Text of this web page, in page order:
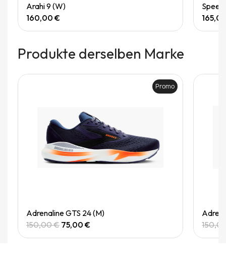
Arahi 9 (W)
160,00 €
Produkte derselben Marke
Quick View
Promo
Adrenaline GTS 24 (M)
150,00 € 75,00 €